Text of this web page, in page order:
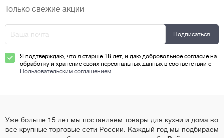
Только свежие акции
Я подтверждаю, что я старше 18 лет, и даю добровольное согласие на
обработку и хранение своих персональных данных в соответствии с
Пользовательским соглашением.
Уже больше 15 лет мы поставляем товары для кухни и дома во
все крупные торговые сети России. Каждый год мы подбираем